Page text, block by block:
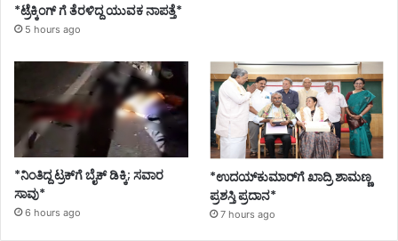
*ಟ್ರೆಕ್ಕಿಂಗ್ ಗೆ ತೆರಳಿದ್ದ ಯುವಕ ನಾಪತ್ತೆ*
5 hours ago
*ನಿಂತಿದ್ದ ಟ್ರಕ್‌ಗೆ ಬೈಕ್ ಡಿಕ್ಕಿ; ಸವಾರ
ಸಾವು*
6 hours ago
*ಉದಯ್‌ಕುಮಾರ್‌ಗೆ ಖಾದ್ರಿ ಶಾಮಣ್ಣ
ಪ್ರಶಸ್ತಿ ಪ್ರದಾನ*
7 hours ago